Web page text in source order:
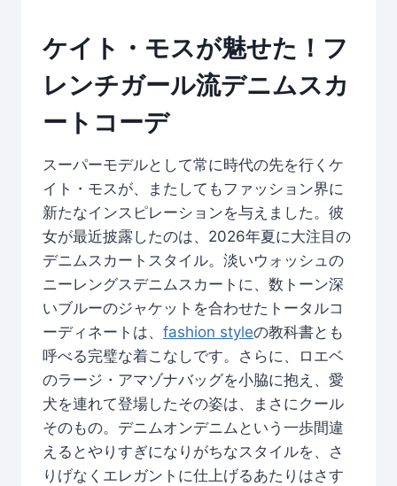
ケイト・モスが魅せた！フ
レンチガール流デニムスカ
ートコーデ
スーパーモデルとして常に時代の先を行くケ
イト・モスが、またしてもファッション界に
新たなインスピレーションを与えました。彼
女が最近披露したのは、2026年夏に大注目の
デニムスカートスタイル。淡いウォッシュの
ニーレングスデニムスカートに、数トーン深
いブルーのジャケットを合わせたトータルコ
ーディネートは、 fashion styleの教科書とも
呼べる完璧な着こなしです。さらに、ロエベ
のラージ・アマゾナバッグを小脇に抱え、愛
犬を連れて登場したその姿は、まさにクール
そのもの。デニムオンデニムという一歩間違
えるとやりすぎになりがちなスタイルを、さ
りげなくエレガントに仕上げるあたりはさす